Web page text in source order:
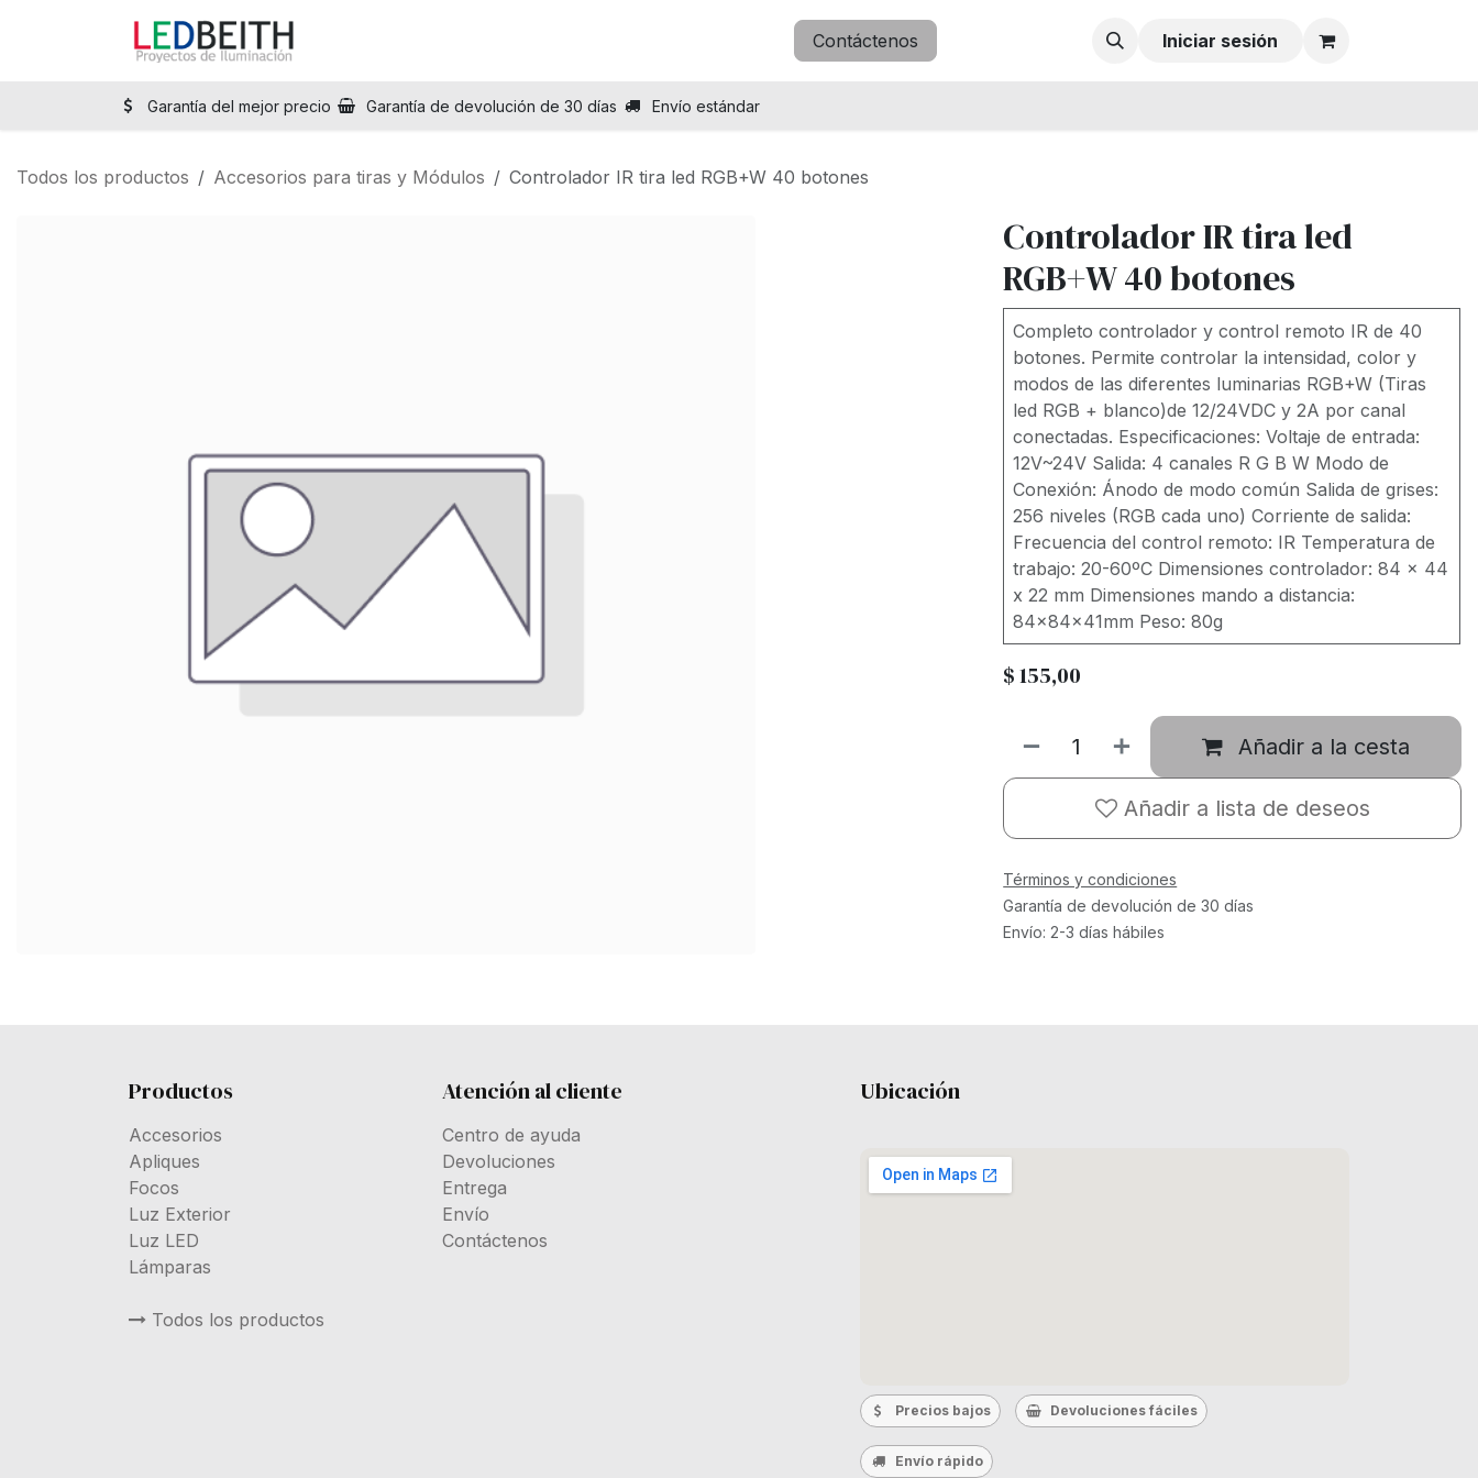
Contáctenos Iniciar sesión
Garantía del mejor precio Garantía de devolución de 30 días Envío estándar
Todos los productos Accesorios para tiras y Módulos Controlador IR tira led RGB+W 40 botones
Controlador IR tira led
RGB+W 40 botones
Completo controlador y control remoto IR de 40
botones. Permite controlar la intensidad, color y
modos de las diferentes luminarias RGB+W (Tiras
led RGB + blanco)de 12/24VDC y 2A por canal
conectadas. Especificaciones: Voltaje de entrada:
12V~24V Salida: 4 canales R G B W Modo de
Conexión: Ánodo de modo común Salida de grises:
256 niveles (RGB cada uno) Corriente de salida:
Frecuencia del control remoto: IR Temperatura de
trabajo: 20-60ºC Dimensiones controlador: 84 x 44
x 22 mm Dimensiones mando a distancia:
84x84x41mm Peso: 80g
$155,00
Añadir a la cesta
Añadir a lista de deseos
Términos y condiciones
Garantía de devolución de 30 días
Envío: 2-3 días hábiles
Productos
Accesorios
Apliques
Focos
Luz Exterior
Luz LED
Lámparas
Todos los productos
Atención al cliente
Centro de ayuda
Devoluciones
Entrega
Envío
Contáctenos
Ubicación
Precios bajos Devoluciones fáciles
Envío rápido